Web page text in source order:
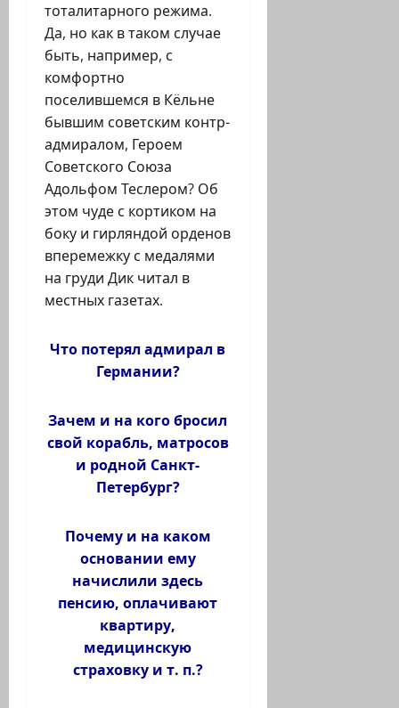
тоталитарного режима.
Да, но как в таком случае
быть, например, с
комфортно
поселившемся в Кёльне
бывшим советским контр-
адмиралом, Героем
Советского Союза
Адольфом Теслером? Об
этом чуде с кортиком на
боку и гирляндой орденов
вперемежку с медалями
на груди Дик читал в
местных газетах.
Что потерял адмирал в
Германии?
Зачем и на кого бросил
свой корабль, матросов
и родной Санкт-
Петербург?
Почему и на каком
основании ему
начислили здесь
пенсию, оплачивают
квартиру,
медицинскую
страховку и т. п.?